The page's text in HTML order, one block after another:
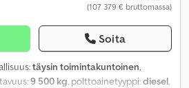
(107 379 € bruttomassa)
Soita
täysin toimintakuntoinen,
9 500 kg , polttoainetyyppi:diesel